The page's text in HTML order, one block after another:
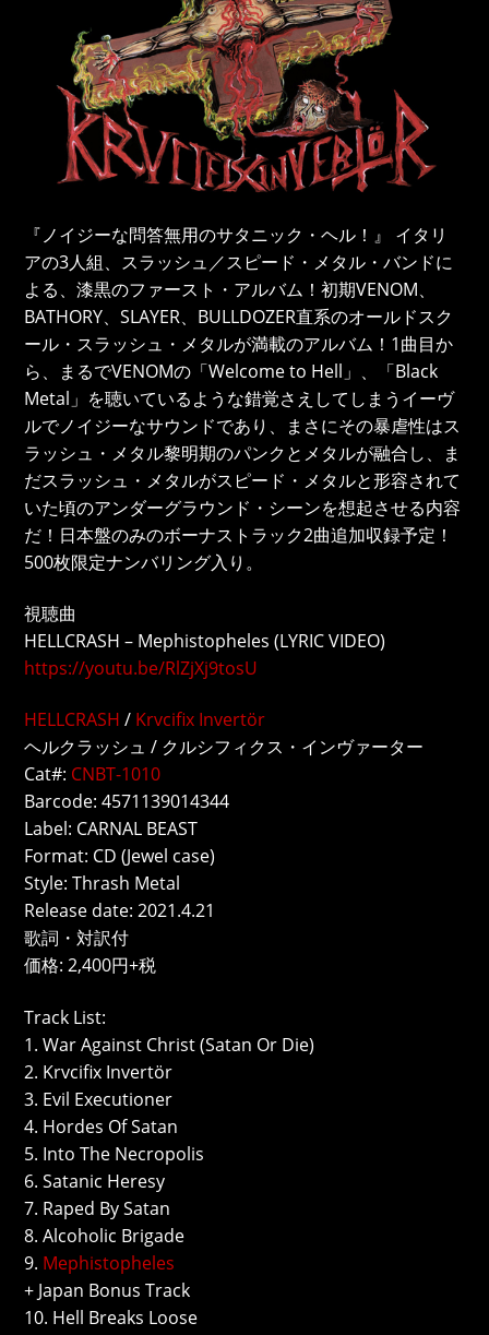
『ノイジーな問答無用のサタニック・ヘル！』 イタリ
アの3人組、スラッシュ／スピード・メタル・バンドに
よる、漆黒のファースト・アルバム！初期VENOM、
BATHORY、SLAYER、BULLDOZER直系のオールドスク
ール・スラッシュ・メタルが満載のアルバム！1曲目か
ら、まるでVENOMの「Welcome to Hell」、「Black
Metal」を聴いているような錯覚さえしてしまうイーヴ
ルでノイジーなサウンドであり、まさにその暴虐性はス
ラッシュ・メタル黎明期のパンクとメタルが融合し、ま
だスラッシュ・メタルがスピード・メタルと形容されて
いた頃のアンダーグラウンド・シーンを想起させる内容
だ！日本盤のみのボーナストラック2曲追加収録予定！
500枚限定ナンバリング入り。
視聴曲
HELLCRASH – Mephistopheles (LYRIC VIDEO)
https://youtu.be/RlZjXj9tosU
HELLCRASH / Krvcifix Invertör
ヘルクラッシュ / クルシフィクス・インヴァーター
Cat#: CNBT-1010
Barcode: 4571139014344
Label: CARNAL BEAST
Format: CD (Jewel case)
Style: Thrash Metal
Release date: 2021.4.21
歌詞・対訳付
価格: 2,400円+税
Track List:
1. War Against Christ (Satan Or Die)
2. Krvcifix Invertör
3. Evil Executioner
4. Hordes Of Satan
5. Into The Necropolis
6. Satanic Heresy
7. Raped By Satan
8. Alcoholic Brigade
9. Mephistopheles
+ Japan Bonus Track
10. Hell Breaks Loose